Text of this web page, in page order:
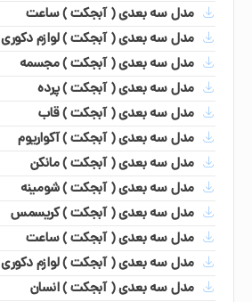
مدل سه بعدی ( آبجکت ) ساعت
مدل سه بعدی ( آبجکت ) لوازم دکوری
مدل سه بعدی ( آبجکت ) مجسمه
مدل سه بعدی ( آبجکت ) پرده
مدل سه بعدی ( آبجکت ) قاب
مدل سه بعدی ( آبجکت ) آکواریوم
مدل سه بعدی ( آبجکت ) مانکن
مدل سه بعدی ( آبجکت ) شومینه
مدل سه بعدی ( آبجکت ) کریسمس
مدل سه بعدی ( آبجکت ) ساعت
مدل سه بعدی ( آبجکت ) لوازم دکوری
مدل سه بعدی ( آبجکت ) انسان